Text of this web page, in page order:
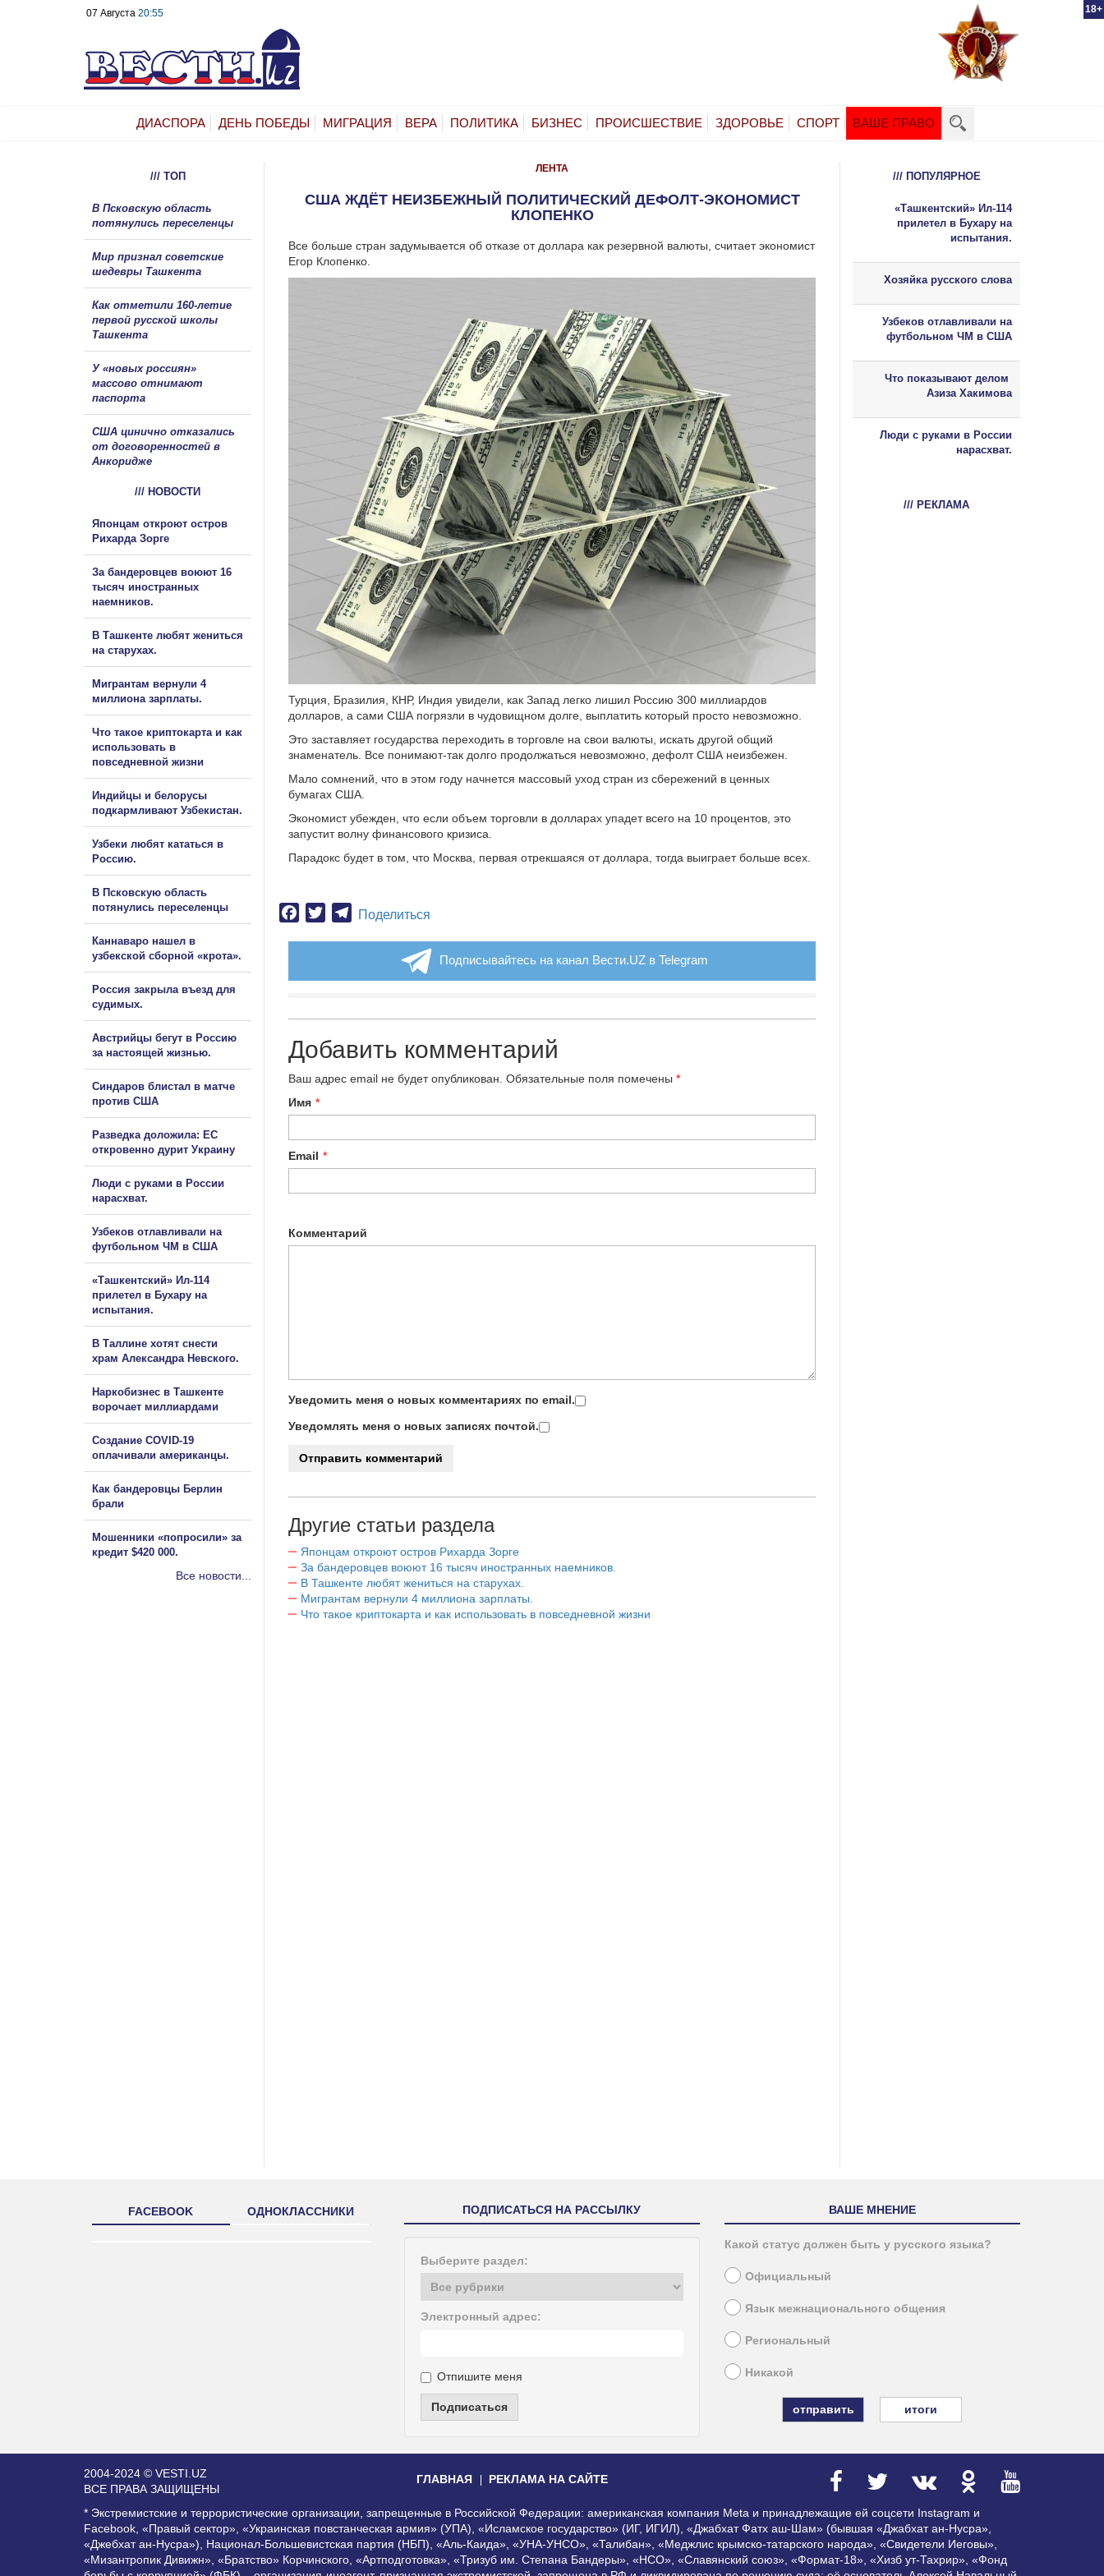
18+
07 Августа 20:55
ДИАСПОРА ДЕНЬ ПОБЕДЫ МИГРАЦИЯ ВЕРА ПОЛИТИКА БИЗНЕС ПРОИСШЕСТВИЕ ЗДОРОВЬЕ СПОРТ ВАШЕ ПРАВО
ЛЕНТА
США ЖДЁТ НЕИЗБЕЖНЫЙ ПОЛИТИЧЕСКИЙ ДЕФОЛТ-ЭКОНОМИСТ
КЛОПЕНКО
Все больше стран задумывается об отказе от доллара как резервной валюты, считает экономист
Егор Клопенко.
Турция, Бразилия, КНР, Индия увидели, как Запад легко лишил Россию 300 миллиардов
долларов, а сами США погрязли в чудовищном долге, выплатить который просто невозможно.
Это заставляет государства переходить в торговле на свои валюты, искать другой общий
знаменатель. Все понимают-так долго продолжаться невозможно, дефолт США неизбежен.
Мало сомнений, что в этом году начнется массовый уход стран из сбережений в ценных
бумагах США.
Экономист убежден, что если объем торговли в долларах упадет всего на 10 процентов, это
запустит волну финансового кризиса.
Парадокс будет в том, что Москва, первая отрекшаяся от доллара, тогда выиграет больше всех.
Facebook
TwitterTelegram
Поделиться
Подписывайтесь на канал Вести.UZ в Telegram
Добавить комментарий
Ваш адрес email не будет опубликован. Обязательные поля помечены *
Имя *
Email *
Комментарий
Уведомить меня о новых комментариях по email.
Уведомлять меня о новых записях почтой.
Другие статьи раздела
Японцам откроют остров Рихарда Зорге
За бандеровцев воюют 16 тысяч иностранных наемников.
В Ташкенте любят жениться на старухах.
Мигрантам вернули 4 миллиона зарплаты.
Что такое криптокарта и как использовать в повседневной жизни
/// ТОП
В Псковскую область
потянулись переселенцы
Мир признал советские
шедевры Ташкента
Как отметили 160-летие
первой русской школы
Ташкента
У «новых россиян»
массово отнимают
паспорта
США цинично отказались
от договоренностей в
Анкоридже
/// НОВОСТИ
Японцам откроют остров
Рихарда Зорге
За бандеровцев воюют 16
тысяч иностранных
наемников.
В Ташкенте любят жениться
на старухах.
Мигрантам вернули 4
миллиона зарплаты.
Что такое криптокарта и как
использовать в
повседневной жизни
Индийцы и белорусы
подкармливают Узбекистан.
Узбеки любят кататься в
Россию.
В Псковскую область
потянулись переселенцы
Каннаваро нашел в
узбекской сборной «крота».
Россия закрыла въезд для
судимых.
Австрийцы бегут в Россию
за настоящей жизнью.
Синдаров блистал в матче
против США
Разведка доложила: ЕС
откровенно дурит Украину
Люди с руками в России
нарасхват.
Узбеков отлавливали на
футбольном ЧМ в США
«Ташкентский» Ил-114
прилетел в Бухару на
испытания.
В Таллине хотят снести
храм Александра Невского.
Наркобизнес в Ташкенте
ворочает миллиардами
Создание COVID-19
оплачивали американцы.
Как бандеровцы Берлин
брали
Мошенники «попросили» за
кредит $420 000.
Все новости...
/// ПОПУЛЯРНОЕ
«Ташкентский» Ил-114
прилетел в Бухару на
испытания.
Хозяйка русского слова
Узбеков отлавливали на
футбольном ЧМ в США
Что показывают делом
Азиза Хакимова
Люди с руками в России
нарасхват.
/// РЕКЛАМА
FACEBOOK ОДНОКЛАССНИКИ ПОДПИСАТЬСЯ НА РАССЫЛКУ
Выберите раздел:
Электронный адрес:
Отпишите меня
Подписаться
ВАШЕ МНЕНИЕ
Какой статус должен быть у русского языка?
Официальный
Язык межнационального общения
Региональный
Никакой
итоги
2004-2024 © VESTI.UZ
ВСЕ ПРАВА ЗАЩИЩЕНЫ
ГЛАВНАЯ РЕКЛАМА НА САЙТЕ
* Экстремистские и террористические организации, запрещенные в Российской Федерации: американская компания Meta и принадлежащие ей соцсети Instagram и
Facebook, «Правый сектор», «Украинская повстанческая армия» (УПА), «Исламское государство» (ИГ, ИГИЛ), «Джабхат Фатх аш-Шам» (бывшая «Джабхат ан-Нусра»,
«Джебхат ан-Нусра»), Национал-Большевистская партия (НБП), «Аль-Каида», «УНА-УНСО», «Талибан», «Меджлис крымско-татарского народа», «Свидетели Иеговы»,
«Мизантропик Дивижн», «Братство» Корчинского, «Артподготовка», «Тризуб им. Степана Бандеры», «НСО», «Славянский союз», «Формат-18», «Хизб ут-Тахрир», «Фонд